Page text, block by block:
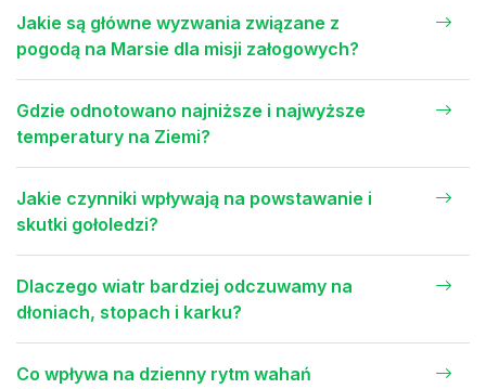
Jakie są główne wyzwania związane z
pogodą na Marsie dla misji załogowych?
Gdzie odnotowano najniższe i najwyższe
temperatury na Ziemi?
Jakie czynniki wpływają na powstawanie i
skutki gołoledzi?
Dlaczego wiatr bardziej odczuwamy na
dłoniach, stopach i karku?
Co wpływa na dzienny rytm wahań